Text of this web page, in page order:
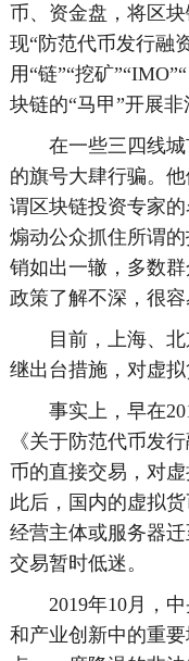
币、资金盘，将区
现“防范代币发行融
用“链”“挖矿
块链的“马甲”开展非
在一些三四线城
的旗号大肆行骗。
谓区块链投资专家
煽动公众抓住所谓
销如出一辙，多数
政策了解不深，很容
目前，上海、北
继出台措施，对虚拟
事实上，早在
《关于防范代币发
币的直接交易，对
此后，国内的虚拟
经营主体或服务器
交易暂时低迷。
2019年10月，中
和产业创新中的重